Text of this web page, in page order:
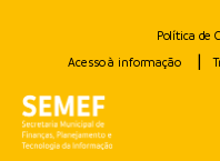
Política de
Acesso à informação